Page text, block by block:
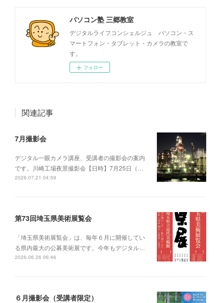
パソコン塾 三郷教室
デジタルライフコンシェルジュ パソコン・ス
マートフォン・タブレット・カメラの教室で
す。
フォロー
関連記事
7月撮影会
デジタル一眼カメラ講座、受講者の撮影会の案内
です。川崎工場夜景撮影会【日時】7月25日（…
2026.07.21 04:59
第73回埼玉県美術展覧会
「埼玉県美術展覧会」は、毎年６月に開催してい
る県内最大の公募美術展です。今年もデジタル…
2026.06.26 06:46
６月撮影会（受講者限定）